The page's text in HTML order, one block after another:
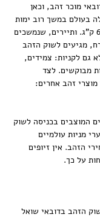
מוכר זהב, וכאן
בעולם במשך רוב ימות
השנה - במשקל כמעט 64 ק"ג. ותיירים, שנמשכים
מגיעים לשוק הזהב
גם לקניות: צמידים,
מבוקשים. לצד
זהב אחרים:
המוצבים בכניסה לשוק
מניות עולמיים
הזהב. אין זיופים
על כך.
הזהב בדובאי שואל